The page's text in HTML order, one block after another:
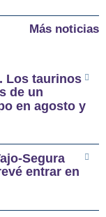
Más noticias
Los taurinos
de un
en agosto y
Segura
entrar en